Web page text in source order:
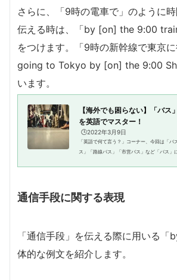
さらに、「9時の電車で」のように
伝える時は、「by [on] the 9:00
をつけます。「9時の新幹線で東京に
going to Tokyo by [on] the 9:00
います。
【海外でも困らない】「バス
を英語でマスター！
🕒️2022年3月9日
「英語で何て言う？」コーナー、今回は「
ス」「路線バス」「市営バス」など「バス」
通信手段に関する表現
「通信手段」を伝える際に用いる「
体的な例文を紹介します。